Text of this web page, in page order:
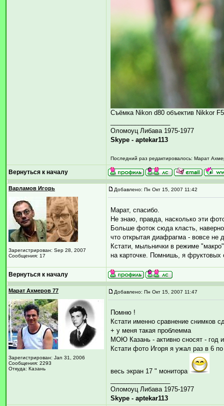
Съёмка Nikon d80 объектив Nikkor
Оломоуц Либава 1975-1977
Skype - aptekar113
Последний раз редактировалось: Марат
Вернуться к началу
Варламов Игорь
Зарегистрирован: Sep 28, 2007
Сообщения: 17
Добавлено: Пн Окт 15, 2007 11:42
Марат, спасибо.
Не знаю, правда, насколько эти
Больше фоток сюда класть,
что открытая диафрагма - вовсе не
Кстати, мыльнички в режиме
на карточке. Помнишь, я
Вернуться к началу
Марат Ахмеров 77
Зарегистрирован: Jan 31, 2006
Сообщения: 2293
Откуда: Казань
Добавлено: Пн Окт 15, 2007 11:47
Помню !
Кстати именно сравнение снимков
+ у меня такая проблемма
МОЮ Казань - активно сносят - год и
Кстати фото Игоря я ужал раз в 6
весь экран 17 " монитора
Оломоуц Либава 1975-1977
Skype - aptekar113